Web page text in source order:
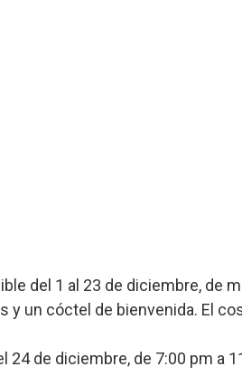
del 1 al 23 de diciembre, de
un cóctel de bienvenida. El
24 de diciembre, de 7:00 pm a